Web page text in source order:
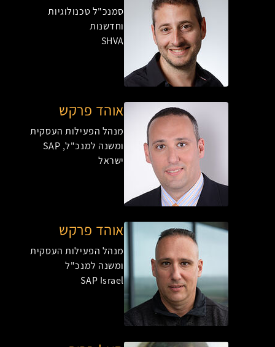
סמנכ"ל טכנולוגיות
וחדשנות
SHVA
אוהד פרקש
מנהל הפעילות העסקית
ומשנה למנכ"ל, SAP
ישראל
אוהד פרקש
מנהל הפעילות העסקית
ומשנה למנכ"ל
SAP Israel